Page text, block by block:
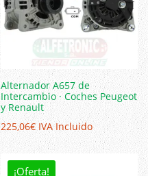
Alternador A657 de
Intercambio · Coches Peugeot
y Renault
225,06€ IVA Incluido
¡Oferta!